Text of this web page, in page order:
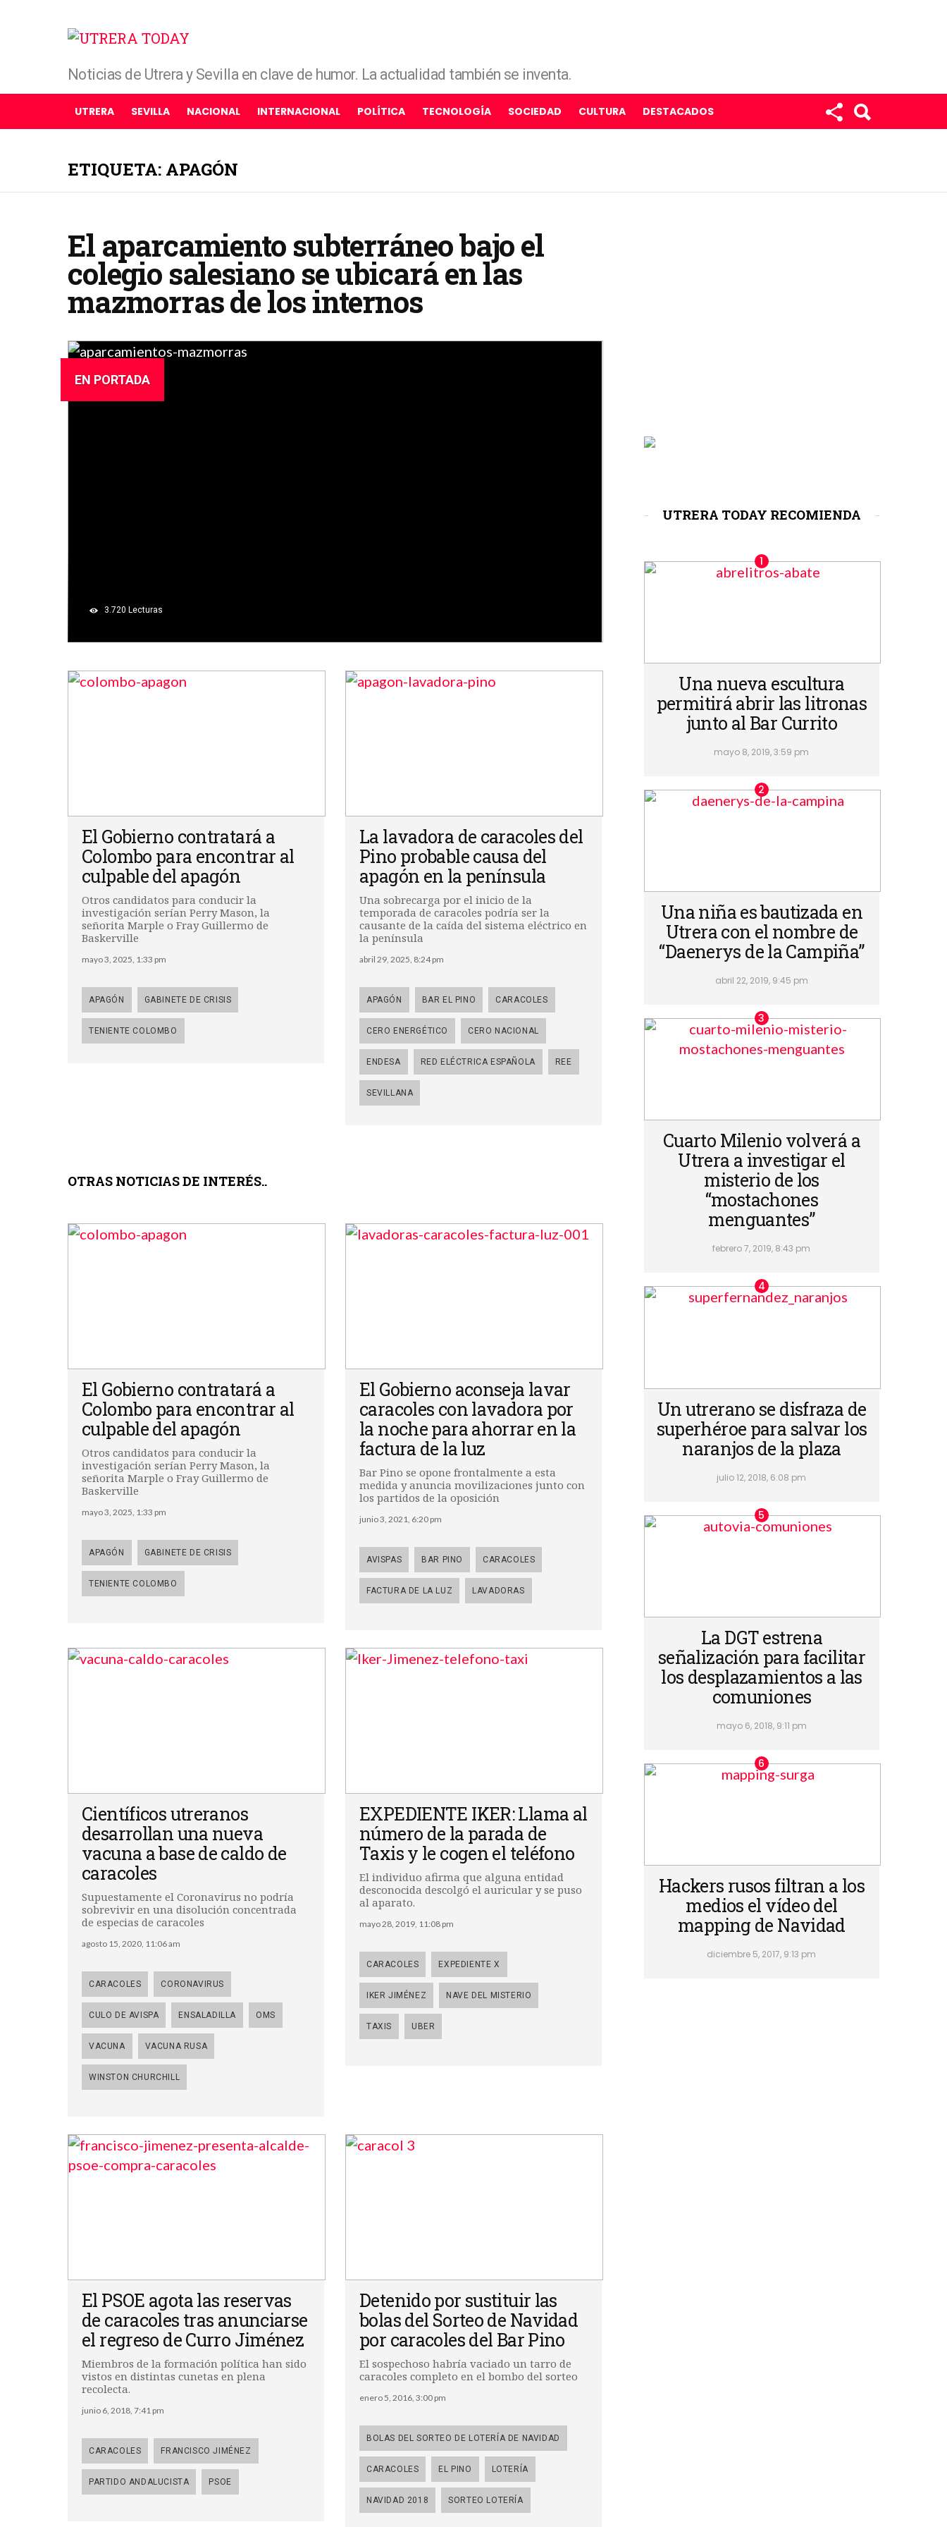
Noticias de Utrera y Sevilla en clave de humor. La actualidad también se inventa.
UTRERA SEVILLA NACIONAL INTERNACIONAL POLÍTICA TECNOLOGÍA SOCIEDAD CULTURA DESTACADOS
ETIQUETA: APAGÓN
El aparcamiento subterráneo bajo el
colegio salesiano se ubicará en las
mazmorras de los internos
EN PORTADA
3.720 Lecturas
El Gobierno contratará a
Colombo para encontrar al
culpable del apagón
Otros candidatos para conducir la
investigación serían Perry Mason, la
señorita Marple o Fray Guillermo de
Baskerville
mayo 3, 2025, 1:33 pm
APAGÓN GABINETE DE CRISIS
TENIENTE COLOMBO
La lavadora de caracoles del
Pino probable causa del
apagón en la península
Una sobrecarga por el inicio de la
temporada de caracoles podría ser la
causante de la caída del sistema eléctrico en
la península
abril 29, 2025, 8:24 pm
APAGÓN BAR EL PINO CARACOLES
CERO ENERGÉTICO CERO NACIONAL
ENDESA RED ELÉCTRICA ESPAÑOLA REE
SEVILLANA
OTRAS NOTICIAS DE INTERÉS..
El Gobierno contratará a
Colombo para encontrar al
culpable del apagón
Otros candidatos para conducir la
investigación serían Perry Mason, la
señorita Marple o Fray Guillermo de
Baskerville
mayo 3, 2025, 1:33 pm
APAGÓN GABINETE DE CRISIS
TENIENTE COLOMBO
El Gobierno aconseja lavar
caracoles con lavadora por
la noche para ahorrar en la
factura de la luz
Bar Pino se opone frontalmente a esta
medida y anuncia movilizaciones junto con
los partidos de la oposición
junio 3, 2021, 6:20 pm
AVISPAS BAR PINO CARACOLES
FACTURA DE LA LUZ LAVADORAS
Científicos utreranos
desarrollan una nueva
vacuna a base de caldo de
caracoles
Supuestamente el Coronavirus no podría
sobrevivir en una disolución concentrada
de especias de caracoles
agosto 15, 2020, 11:06 am
CARACOLES CORONAVIRUS
CULO DE AVISPA ENSALADILLA OMS
VACUNA VACUNA RUSA
WINSTON CHURCHILL
EXPEDIENTE IKER: Llama al
número de la parada de
Taxis y le cogen el teléfono
El individuo afirma que alguna entidad
desconocida descolgó el auricular y se puso
al aparato.
mayo 28, 2019, 11:08 pm
CARACOLES EXPEDIENTE X
IKER JIMÉNEZ NAVE DEL MISTERIO
TAXIS UBER
El PSOE agota las reservas
de caracoles tras anunciarse
el regreso de Curro Jiménez
Miembros de la formación política han sido
vistos en distintas cunetas en plena
recolecta.
junio 6, 2018, 7:41 pm
CARACOLES FRANCISCO JIMÉNEZ
PARTIDO ANDALUCISTA PSOE
Detenido por sustituir las
bolas del Sorteo de Navidad
por caracoles del Bar Pino
El sospechoso habría vaciado un tarro de
caracoles completo en el bombo del sorteo
enero 5, 2016, 3:00 pm
BOLAS DEL SORTEO DE LOTERÍA DE NAVIDAD
CARACOLES EL PINO LOTERÍA
NAVIDAD 2018 SORTEO LOTERÍA
UTRERA TODAY RECOMIENDA
Una nueva escultura
permitirá abrir las litronas
junto al Bar Currito
mayo 8, 2019, 3:59 pm
Una niña es bautizada en
Utrera con el nombre de
“Daenerys de la Campiña”
abril 22, 2019, 9:45 pm
Cuarto Milenio volverá a
Utrera a investigar el
misterio de los
“mostachones
menguantes”
febrero 7, 2019, 8:43 pm
Un utrerano se disfraza de
superhéroe para salvar los
naranjos de la plaza
julio 12, 2018, 6:08 pm
La DGT estrena
señalización para facilitar
los desplazamientos a las
comuniones
mayo 6, 2018, 9:11 pm
Hackers rusos filtran a los
medios el vídeo del
mapping de Navidad
diciembre 5, 2017, 9:13 pm